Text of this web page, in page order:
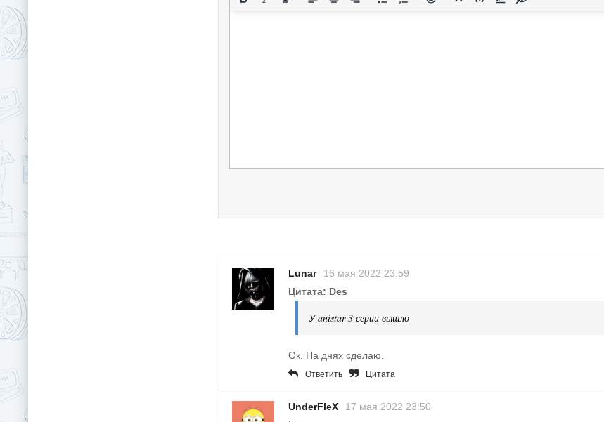
Lunar
16 мая 2022 23:59
Цитата: Des
У anistar 3 серии вышло
Ок. На днях сделаю.
Ответить Цитата
UnderFleX
17 мая 2022 23:50